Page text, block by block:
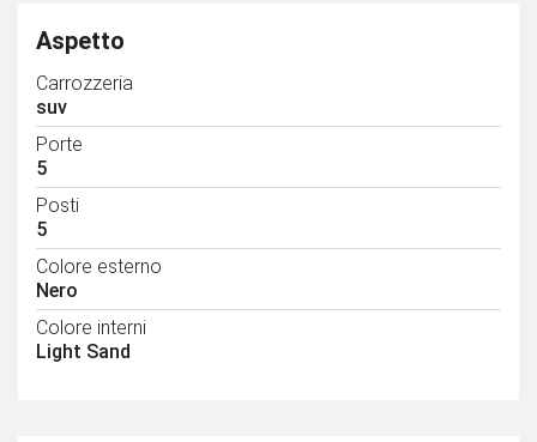
Aspetto
Carrozzeria
suv
Porte
5
Posti
5
Colore esterno
Nero
Colore interni
Light Sand